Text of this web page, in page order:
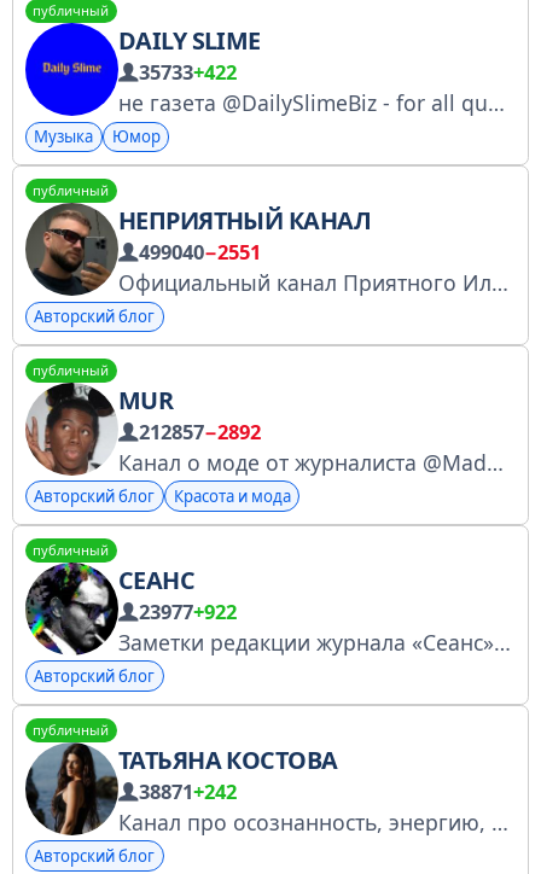
публичный
DAILY SLIME
35733+422
не газета @DailySlimeBiz - for all questions мой спотик - https://open.spotify.com/user/3sz1h1bkbrdjspv8btccqqep3?si=tNy92JoISvqKYV6WjuQduQ&utm_source=copy-link
Музыка Юмор
публичный
НЕПРИЯТНЫЙ КАНАЛ
499040−2551
Официальный канал Приятного Ильдара. masterildar.reklama@gmail.com - реклама @visix - реклама в тг @prostomerch - вопросы по мерчу Регистрация в перечне владельцев страниц в соцсетях - https://goo.su/xBnYQB6
Авторский блог
публичный
MUR
212857−2892
Канал о моде от журналиста @MadonnaMurr Канал в MAX https://max.ru/MUR Мадонна Мур в YouTube: https://youtube.com/c/MadonnaMur Канал в реестре Роскомнадзора: https://knd.gov.ru/license?id=67376c8323bfbf2cbf4573d5&registryType=bloggersPermission
Авторский блог Красота и мода
публичный
СЕАНС
23977+922
Заметки редакции журнала «Сеанс» и новости кино. Сайт: https://seance.ru Магазин: https://shop.seance.ru Школа: https://school.seance.ru/ Регистрация в РКН №4929874698
Авторский блог
публичный
ТАТЬЯНА КОСТОВА
38871+242
Канал про осознанность, энергию, создание БОГАтства и молодости
Авторский блог